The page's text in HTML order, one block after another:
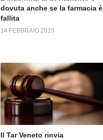
dovuta anche se la farmacia è
fallita
14 FEBBRAIO 2019
Il Tar Veneto rinvia